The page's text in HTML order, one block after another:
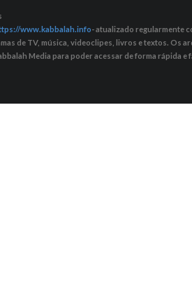
www.kabbalah.info- atualizado regularmente
de TV, música, videoclipes, livros e textos.
Media para poder acessar de forma rápida e